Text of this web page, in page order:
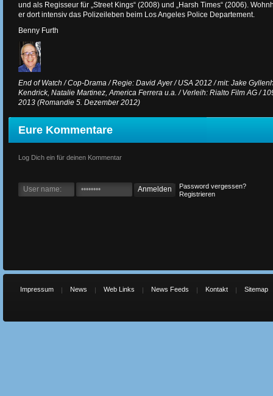
und als Regisseur für „Street Kings“ (2008) und „Harsh Times“ (2006).
er dort intensiv das Polizeileben beim Los Angeles Police Departement.
Benny Furth
End of Watch / Cop-Drama / Regie: David Ayer / USA 2012 / mit: Jake
Kendrick, Natalie Martinez, America Ferrera u.a. / Verleih: Rialto Film AG /
2013 (Romandie 5. Dezember 2012)
Eure Kommentare
Log Dich ein für deinen Kommentar
Password vergessen?
Registrieren
Impressum News Web Links News Feeds Kontakt Sitemap